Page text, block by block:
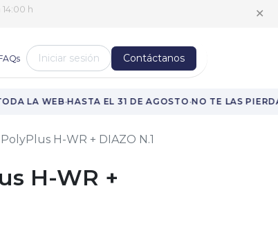
h ✕
Iniciar sesión Contáctanos
LA WEB·HASTA EL 31 DE AGOSTO·NO TE LAS
H-WR + DIAZO N.1
H-WR +